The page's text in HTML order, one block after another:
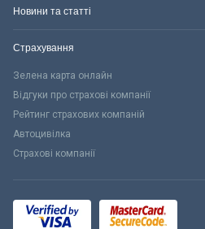
Новини та статті
Страхування
Зелена карта онлайн
Відгуки про страхові компанії
Рейтинг страхових компаній
Автоцивілка
Страхові компанії